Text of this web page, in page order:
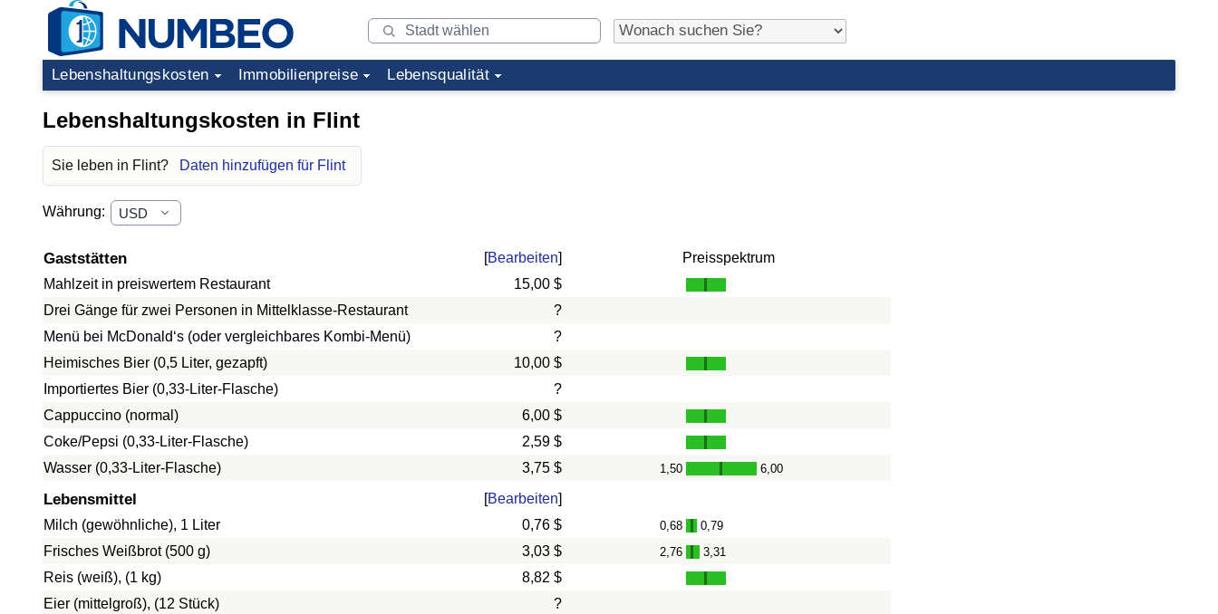
Lebenshaltungskosten Immobilienpreise Lebensqualität
Lebenshaltungskosten in Flint
Sie leben in Flint? Daten hinzufügen für Flint
Währung:
Gaststätten [Bearbeiten]
Preisspektrum
Mahlzeit in preiswertem Restaurant
15,00 $
Drei Gänge für zwei Personen in Mittelklasse-Restaurant
?
Menü bei McDonald‘s (oder vergleichbares Kombi-Menü)
?
Heimisches Bier (0,5 Liter, gezapft)
10,00 $
Importiertes Bier (0,33-Liter-Flasche)
?
Cappuccino (normal)
6,00 $
Coke/Pepsi (0,33-Liter-Flasche)
2,59 $
Wasser (0,33-Liter-Flasche)
3,75 $ 1,50 - 6,00
Lebensmittel [Bearbeiten]
Milch (gewöhnliche), 1 Liter
0,76 $ 0,68 - 0,79
Frisches Weißbrot (500 g) 3,03 $ 2,76 - 3,31
Reis (weiß), (1 kg)
8,82 $
Eier (mittelgroß), (12 Stück)
?